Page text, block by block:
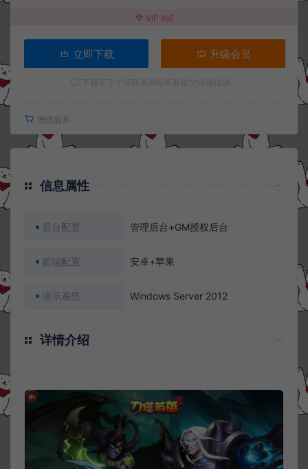
VIP 8折
立即下载 升级会员
增值服务：
信息属性
后台配置 管理后台+GM授权后台
前端配置 安卓+苹果
演示系统 Windows Server 2012
详情介绍